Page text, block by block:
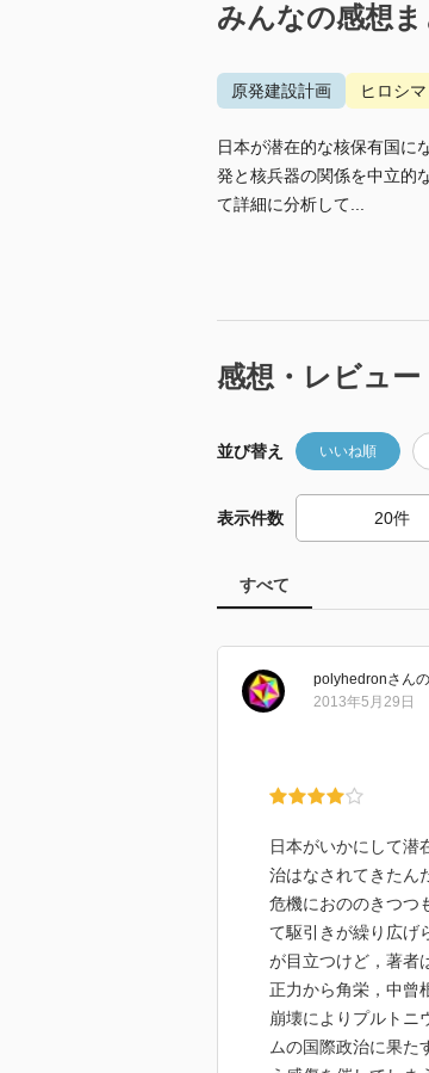
みんなの感想
原発建設計画 ヒロシマ
日本が潜在的な核保有国に
発と核兵器の関係を中立的
て詳細に分析して...
感想・レビュー
並び替え いいね順
表示件数
すべて
polyhedronさん
2013年5月29日
日本がいかにして潜
治はなされてきたん
危機におののきつつ
て駆引きが繰り広げ
が目立つけど，著者
正力から角栄，中曾
崩壊によりプルトニ
ムの国際政治に果